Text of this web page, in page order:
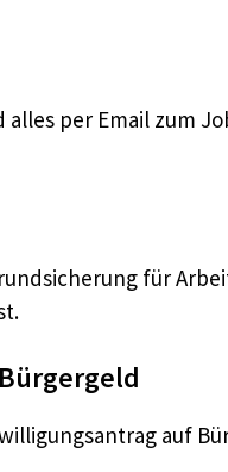
per Email zum
für
auf